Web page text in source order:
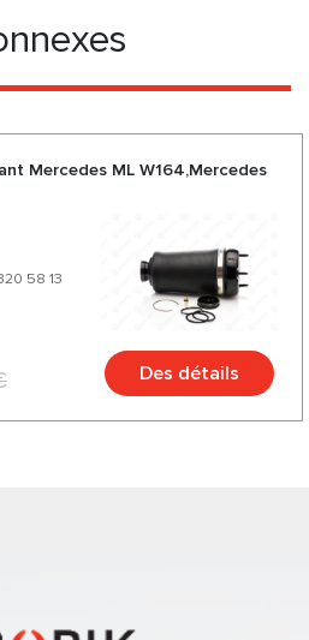
Mercedes ML W164,Mercedes
58 13
Des détails